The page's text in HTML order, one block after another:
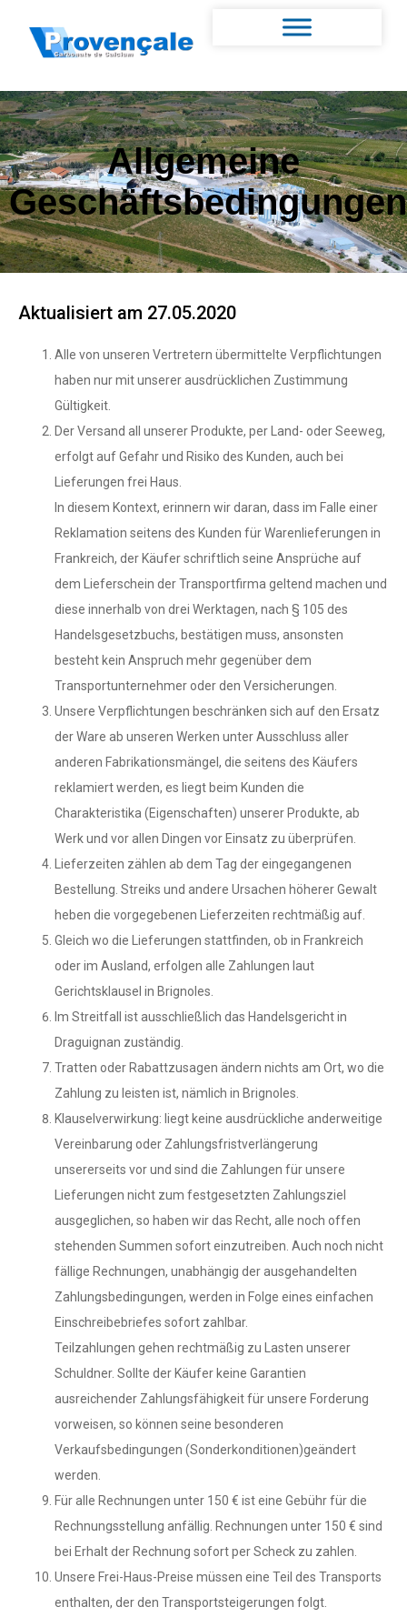
Allgemeine
Geschäftsbedingungen
Aktualisiert am 27.05.2020
Alle von unseren Vertretern übermittelte Verpflichtungen
haben nur mit unserer ausdrücklichen Zustimmung
Gültigkeit.
Der Versand all unserer Produkte, per Land- oder Seeweg,
erfolgt auf Gefahr und Risiko des Kunden, auch bei
Lieferungen frei Haus.
In diesem Kontext, erinnern wir daran, dass im Falle einer
Reklamation seitens des Kunden für Warenlieferungen in
Frankreich, der Käufer schriftlich seine Ansprüche auf
dem Lieferschein der Transportfirma geltend machen und
diese innerhalb von drei Werktagen, nach § 105 des
Handelsgesetzbuchs, bestätigen muss, ansonsten
besteht kein Anspruch mehr gegenüber dem
Transportunternehmer oder den Versicherungen.
Unsere Verpflichtungen beschränken sich auf den Ersatz
der Ware ab unseren Werken unter Ausschluss aller
anderen Fabrikationsmängel, die seitens des Käufers
reklamiert werden, es liegt beim Kunden die
Charakteristika (Eigenschaften) unserer Produkte, ab
Werk und vor allen Dingen vor Einsatz zu überprüfen.
Lieferzeiten zählen ab dem Tag der eingegangenen
Bestellung. Streiks und andere Ursachen höherer Gewalt
heben die vorgegebenen Lieferzeiten rechtmäßig auf.
Gleich wo die Lieferungen stattfinden, ob in Frankreich
oder im Ausland, erfolgen alle Zahlungen laut
Gerichtsklausel in Brignoles.
Im Streitfall ist ausschließlich das Handelsgericht in
Draguignan zuständig.
Tratten oder Rabattzusagen ändern nichts am Ort, wo die
Zahlung zu leisten ist, nämlich in Brignoles.
Klauselverwirkung: liegt keine ausdrückliche anderweitige
Vereinbarung oder Zahlungsfristverlängerung
unsererseits vor und sind die Zahlungen für unsere
Lieferungen nicht zum festgesetzten Zahlungsziel
ausgeglichen, so haben wir das Recht, alle noch offen
stehenden Summen sofort einzutreiben. Auch noch nicht
fällige Rechnungen, unabhängig der ausgehandelten
Zahlungsbedingungen, werden in Folge eines einfachen
Einschreibebriefes sofort zahlbar.
Teilzahlungen gehen rechtmäßig zu Lasten unserer
Schuldner. Sollte der Käufer keine Garantien
ausreichender Zahlungsfähigkeit für unsere Forderung
vorweisen, so können seine besonderen
Verkaufsbedingungen (Sonderkonditionen)geändert
werden.
Für alle Rechnungen unter 150 € ist eine Gebühr für die
Rechnungsstellung anfällig. Rechnungen unter 150 € sind
bei Erhalt der Rechnung sofort per Scheck zu zahlen.
Unsere Frei-Haus-Preise müssen eine Teil des Transports
enthalten, der den Transportsteigerungen folgt.